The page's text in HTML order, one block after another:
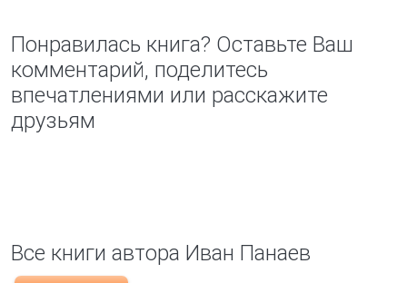
Понравилась книга? Оставьте Ваш
комментарий, поделитесь
впечатлениями или расскажите
друзьям
Все книги автора Иван Панаев